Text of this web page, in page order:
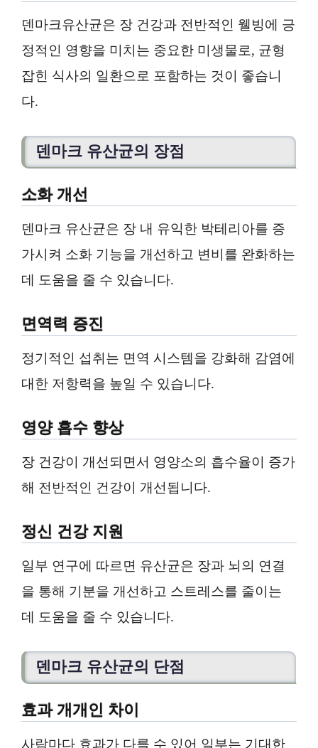
덴마크유산균은 장 건강과 전반적인 웰빙에 긍
정적인 영향을 미치는 중요한 미생물로, 균형
잡힌 식사의 일환으로 포함하는 것이 좋습니
다.
덴마크 유산균의 장점
소화 개선
덴마크 유산균은 장 내 유익한 박테리아를 증
가시켜 소화 기능을 개선하고 변비를 완화하는
데 도움을 줄 수 있습니다.
면역력 증진
정기적인 섭취는 면역 시스템을 강화해 감염에
대한 저항력을 높일 수 있습니다.
영양 흡수 향상
장 건강이 개선되면서 영양소의 흡수율이 증가
해 전반적인 건강이 개선됩니다.
정신 건강 지원
일부 연구에 따르면 유산균은 장과 뇌의 연결
을 통해 기분을 개선하고 스트레스를 줄이는
데 도움을 줄 수 있습니다.
덴마크 유산균의 단점
효과 개개인 차이
사람마다 효과가 다를 수 있어 일부는 기대한